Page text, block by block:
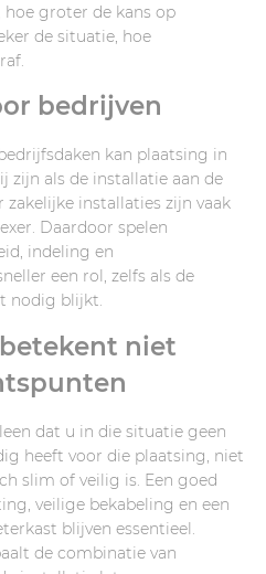
groter de kans op
de situatie, hoe
bedrijven
kan plaatsing in
zijn als de installatie aan de
installaties zijn vaak
Daardoor spelen
indeling en
een rol, zelfs als de
nodig blijkt.
niet
dat u in die situatie geen
heeft voor die plaatsing, niet
slim of veilig is. Een goed
veilige bekabeling en een
blijven essentieel.
de combinatie van